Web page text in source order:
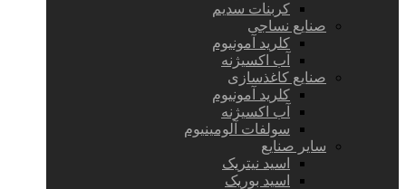
کربنات سدیم
صنایع نساجی
کلرید آمونیوم
آب اکسیژنه
صنایع کاغذسازی
کلرید آمونیوم
آب اکسیژنه
سولفات آلومینیوم
سایر صنایع
اسید نیتریک
اسید بوریک